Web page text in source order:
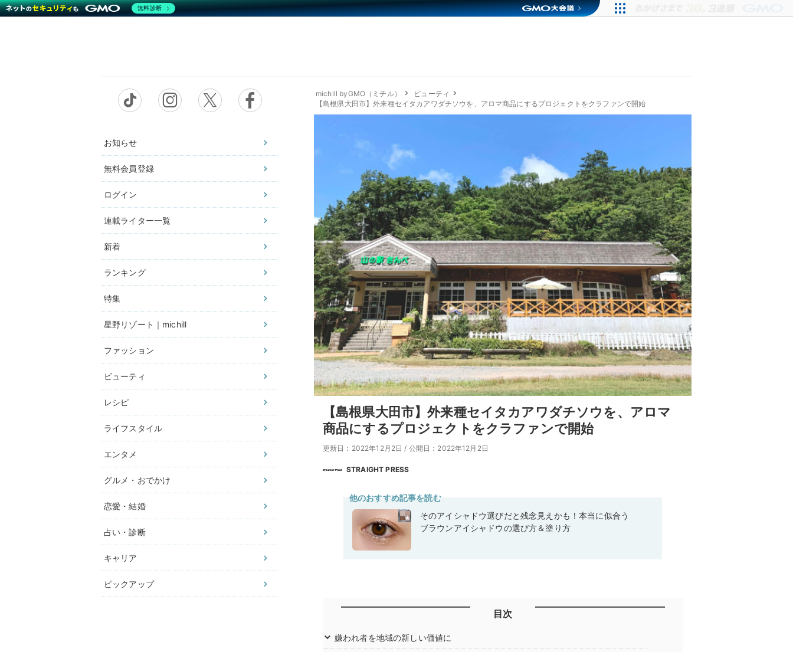
お知らせ
無料会員登録
ログイン
連載ライター一覧
新着
ランキング
特集
星野リゾート｜michill
ファッション
ビューティ
レシピ
ライフスタイル
エンタメ
グルメ・おでかけ
恋愛・結婚
占い・診断
キャリア
ピックアップ
michill byGMO（ミチル）
ビューティ
【島根県大田市】外来種セイタカアワダチソウを、アロマ商品にするプロジェクトをクラファンで開始
【島根県大田市】外来種セイタカアワダチソウを、アロマ
商品にするプロジェクトをクラファンで開始
更新日：2022年12月2日 / 公開日：2022年12月2日
STRAIGHT PRESS
他のおすすめ記事を読む
そのアイシャドウ選びだと残念見えかも！本当に似合う
ブラウンアイシャドウの選び方＆塗り方
目次
嫌われ者を地域の新しい価値に
無料診断